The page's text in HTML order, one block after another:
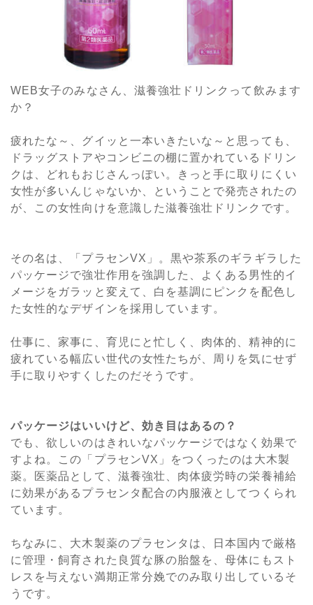
WEB女子のみなさん、滋養強壮ドリンクって飲みます
か？
疲れたな～、グイッと一本いきたいな～と思っても、
ドラッグストアやコンビニの棚に置かれているドリン
クは、どれもおじさんっぽい。きっと手に取りにくい
女性が多いんじゃないか、ということで発売されたの
が、この女性向けを意識した滋養強壮ドリンクです。
その名は、「プラセンVX」。黒や茶系のギラギラした
パッケージで強壮作用を強調した、よくある男性的イ
メージをガラッと変えて、白を基調にピンクを配色し
た女性的なデザインを採用しています。
仕事に、家事に、育児にと忙しく、肉体的、精神的に
疲れている幅広い世代の女性たちが、周りを気にせず
手に取りやすくしたのだそうです。
パッケージはいいけど、効き目はあるの？
でも、欲しいのはきれいなパッケージではなく効果で
すよね。この「プラセンVX」をつくったのは大木製
薬。医薬品として、滋養強壮、肉体疲労時の栄養補給
に効果があるプラセンタ配合の内服液としてつくられ
ています。
ちなみに、大木製薬のプラセンタは、日本国内で厳格
に管理・飼育された良質な豚の胎盤を、母体にもスト
レスを与えない満期正常分娩でのみ取り出しているそ
うです。